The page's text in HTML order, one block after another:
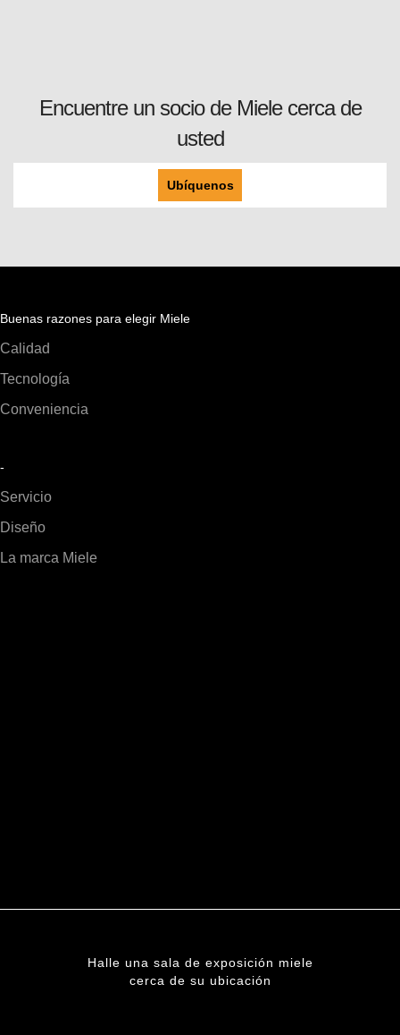
Encuentre un socio de Miele cerca de
usted
Ubíquenos
Buenas razones para elegir Miele
Calidad
Tecnología
Conveniencia
-
Servicio
Diseño
La marca Miele
Halle una sala de exposición miele
cerca de su ubicación